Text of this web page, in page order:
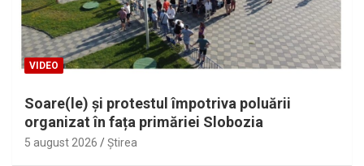
VIDEO
Soare(le) și protestul împotriva poluării
organizat în fața primăriei Slobozia
5 august 2026 Ştirea